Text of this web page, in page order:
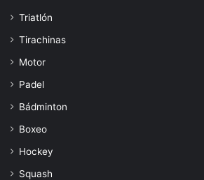
Triatlón
Tirachinas
Motor
Padel
Bádminton
Boxeo
Hockey
Squash